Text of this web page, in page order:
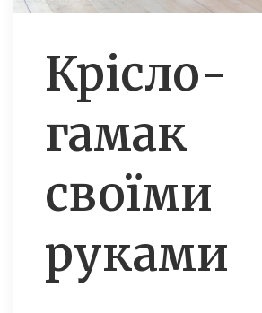
Крісло-
гамак
своїми
руками